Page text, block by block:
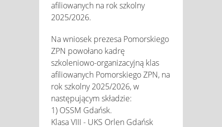
afiliowanych na rok szkolny
2025/2026.
Na wniosek prezesa Pomorskiego
ZPN powołano kadrę
szkoleniowo-organizacyjną klas
afiliowanych Pomorskiego ZPN, na
rok szkolny 2025/2026, w
następującym składzie:
1) OSSM Gdańsk.
Klasa VIII - UKS Orlen Gdańsk